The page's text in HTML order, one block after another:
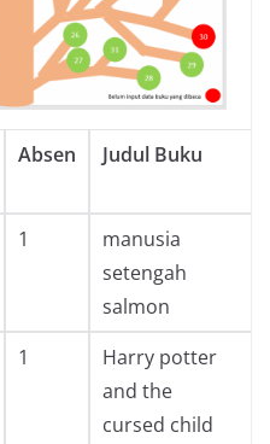
Absen Judul Buku
1
manusia
setengah
salmon
1
Harry potter
and the
cursed child